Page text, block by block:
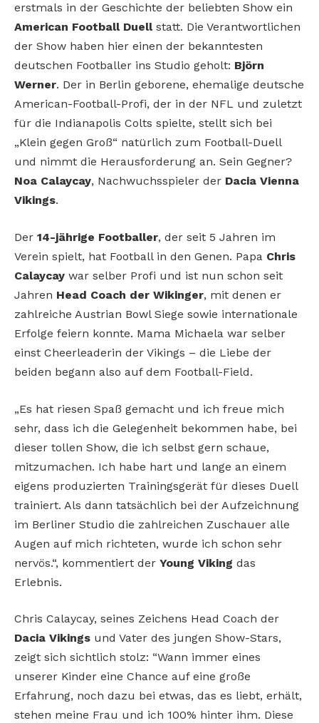
erstmals in der Geschichte der beliebten Show ein
American Football Duellstatt. Die Verantwortlichen
der Show haben hier einen der bekanntesten
deutschen Footballer ins Studio geholt: Björn
Werner. Der in Berlin geborene, ehemalige deutsche
American-Football-Profi, der in der NFL und zuletzt
für die Indianapolis Colts spielte, stellt sich bei
„Klein gegen Groß“ natürlich zum Football-Duell
und nimmt die Herausforderung an. Sein Gegner?
Noa Calaycay, Nachwuchsspieler der Dacia Vienna
Vikings.
Der 14-jährige Footballer, der seit 5 Jahren im
Verein spielt, hat Football in den Genen. Papa Chris
Calaycay war selber Profi und ist nun schon seit
Jahren Head Coach der Wikinger, mit denen er
zahlreiche Austrian Bowl Siege sowie internationale
Erfolge feiern konnte. Mama Michaela war selber
einst Cheerleaderin der Vikings – die Liebe der
beiden begann also auf dem Football-Field.
„Es hat riesen Spaß gemacht und ich freue mich
sehr, dass ich die Gelegenheit bekommen habe, bei
dieser tollen Show, die ich selbst gern schaue,
mitzumachen. Ich habe hart und lange an einem
eigens produzierten Trainingsgerät für dieses Duell
trainiert. Als dann tatsächlich bei der Aufzeichnung
im Berliner Studio die zahlreichen Zuschauer alle
Augen auf mich richteten, wurde ich schon sehr
nervös.“, kommentiert der Young Viking das
Erlebnis.
Chris Calaycay, seines Zeichens Head Coach der
Dacia Vikings und Vater des jungen Show-Stars,
zeigt sich sichtlich stolz: “Wann immer eines
unserer Kinder eine Chance auf eine große
Erfahrung, noch dazu bei etwas, das es liebt, erhält,
stehen meine Frau und ich 100% hinter ihm. Diese